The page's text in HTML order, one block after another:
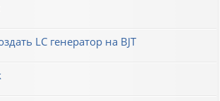
LC генератор на BJT